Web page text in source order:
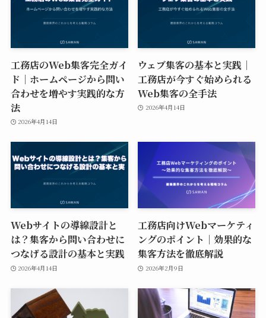
工務店のWeb集客完全ガイ
ド｜ホームページから問い
合わせを増やす実践的な方
法
2026年4月14日
ウェブ集客の基本と実践｜
工務店が今すぐ始められる
Web集客の全手法
2026年4月14日
Webサイトの導線設計と
は？集客から問い合わせに
つなげる設計の基本と実践
2026年4月14日
工務店向けWebマーケティ
ングのポイント｜効果的な
集客方法を徹底解説
2026年2月9日